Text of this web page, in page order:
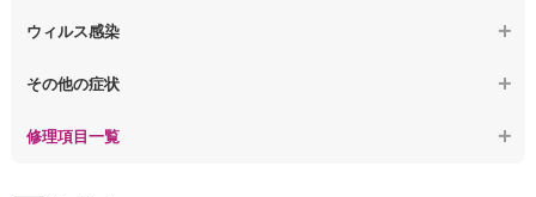
【ノートパソコン】その他の起動しない問題
【ノートパソコン】起動しないPCのデータを復旧
ウィルス感染
【ノートパソコン】特定のプログラムを削除したい
その他の症状
【ノートパソコン】事例紹介
修理項目一覧